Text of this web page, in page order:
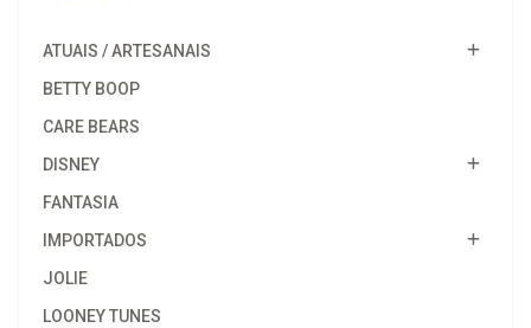
ATUAIS / ARTESANAIS
BETTY BOOP
CARE BEARS
DISNEY
FANTASIA
IMPORTADOS
JOLIE
LOONEY TUNES